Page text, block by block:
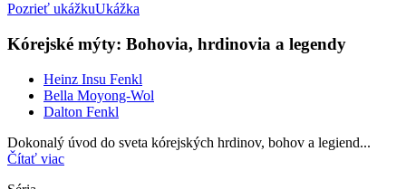
Pozrieť ukážkuUkážka
Kórejské mýty: Bohovia, hrdinovia a legendy
Heinz Insu Fenkl
Bella Moyong-Wol
Dalton Fenkl
Dokonalý úvod do sveta kórejských hrdinov, bohov a legiend...
Čítať viac